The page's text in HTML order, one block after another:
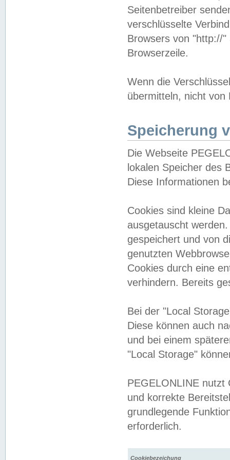
Seitenbetreiber
verschlüsselte
Browsers von "http://
Browserzeile.
Wenn die
übermitteln, nicht von
Speicherung
Die Webseite
lokalen Speicher des
Diese Informationen
Cookies sind kleine
ausgetauscht
gespeichert und von
genutzten
Cookies durch eine
verhindern. Bereits
Bei der "Local
Diese können auch
und bei einem
"Local Storage"
PEGELONLINE nutzt
und korrekte
grundlegende
erforderlich.
Cookiebezeichung